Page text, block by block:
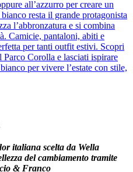
all’azzurro per creare un
resta il grande protagonista
l’abbronzatura e si combina
Camicie, pantaloni, abiti e
per tanti outfit estivi. Scopri
Corolla e lasciati ispirare
per vivere l’estate con stile,
italiana scelta da Wella
del cambiamento tramite
& Franco